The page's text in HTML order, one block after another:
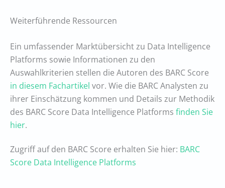
Weiterführende Ressourcen
Ein umfassender Marktübersicht zu Data Intelligence
Platforms sowie Informationen zu den
Auswahlkriterien stellen die Autoren des BARC Score
in diesem Fachartikel vor. Wie die BARC Analysten zu
ihrer Einschätzung kommen und Details zur Methodik
des BARC Score Data Intelligence Platforms finden Sie
hier.
Zugriff auf den BARC Score erhalten Sie hier: BARC
Score Data Intelligence Platforms